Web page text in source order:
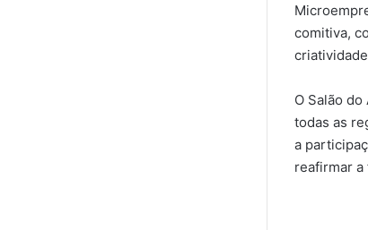
comitiva,
O Salão
todas as
a
reafirmar